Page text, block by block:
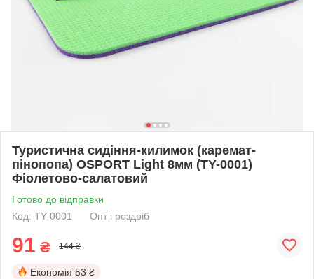
Туристична сидіння-килимок (каремат-
пінопопа) OSPORT Light 8мм (TY-0001)
Фіолетово-салатовий
Готово до відправки
Код: TY-0001
Опт і роздріб
91 ₴ 144 ₴
Економія 53 ₴